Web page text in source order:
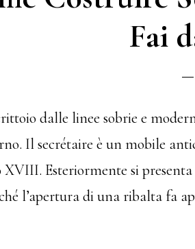
Fai
dalle linee sobrie e
Il secrétaire è un mobile
XVIII. Esteriormente si
l’apertura di una ribalta fa